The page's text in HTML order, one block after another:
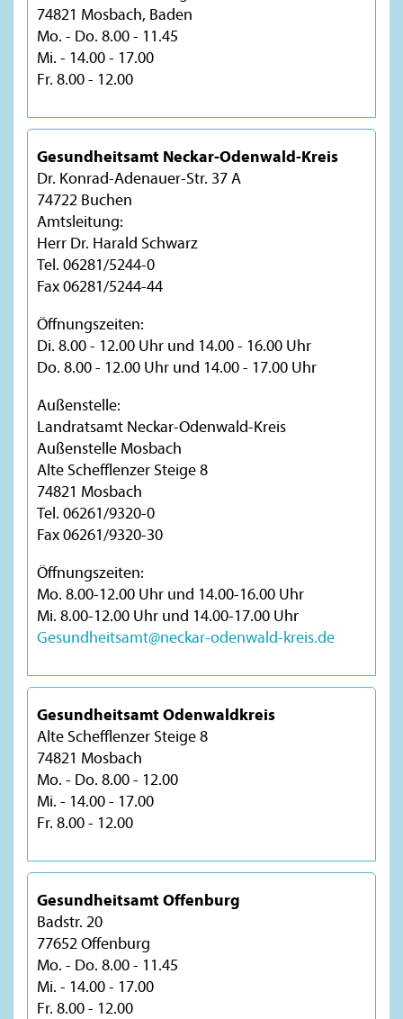
74821 Mosbach, Baden
Mo. - Do. 8.00 - 11.45
Mi. - 14.00 - 17.00
Fr. 8.00 - 12.00
Gesundheitsamt Neckar-Odenwald-Kreis
Dr. Konrad-Adenauer-Str. 37 A
74722 Buchen
Amtsleitung:
Herr Dr. Harald Schwarz
Tel. 06281/5244-0
Fax 06281/5244-44
Öffnungszeiten:
Di. 8.00 - 12.00 Uhr und 14.00 - 16.00 Uhr
Do. 8.00 - 12.00 Uhr und 14.00 - 17.00 Uhr
Außenstelle:
Landratsamt Neckar-Odenwald-Kreis
Außenstelle Mosbach
Alte Schefflenzer Steige 8
74821 Mosbach
Tel. 06261/9320-0
Fax 06261/9320-30
Öffnungszeiten:
Mo. 8.00-12.00 Uhr und 14.00-16.00 Uhr
Mi. 8.00-12.00 Uhr und 14.00-17.00 Uhr
Gesundheitsamt@neckar-odenwald-kreis.de
Gesundheitsamt Odenwaldkreis
Alte Schefflenzer Steige 8
74821 Mosbach
Mo. - Do. 8.00 - 12.00
Mi. - 14.00 - 17.00
Fr. 8.00 - 12.00
Gesundheitsamt Offenburg
Badstr. 20
77652 Offenburg
Mo. - Do. 8.00 - 11.45
Mi. - 14.00 - 17.00
Fr. 8.00 - 12.00